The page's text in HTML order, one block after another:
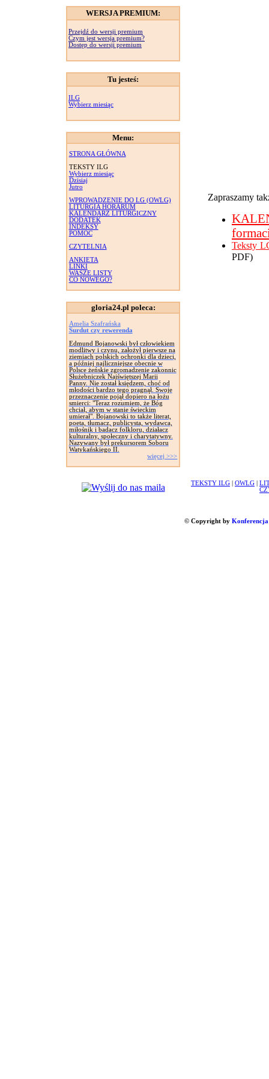
WERSJA PREMIUM:
Przejdź do wersji premium
Czym jest wersja premium?
Dostęp do wersji premium
Tu jesteś:
ILG
Wybierz miesiąc
Menu:
STRONA GŁÓWNA
TEKSTY ILG
Wybierz miesiąc
Dzisiaj
Jutro
WPROWADZENIE DO LG (OWLG)
LITURGIA HORARUM
KALENDARZ LITURGICZNY
DODATEK
INDEKSY
POMOC
CZYTELNIA
ANKIETA
LINKI
WASZE LISTY
CO NOWEGO?
gloria24.pl poleca:
Amelia Szafrańska
Surdut czy rewerenda
Edmund Bojanowski był człowiekiem
modlitwy i czynu, założył pierwsze na
ziemiach polskich ochronki dla dzieci,
a później najliczniejsze obecnie w
Polsce żeńskie zgromadzenie zakonnic
Służebniczek Najświętszej Marii
Panny. Nie został księdzem, choć od
młodości bardzo tego pragnął. Swoje
przeznaczenie pojął dopiero na łożu
smierci: "Teraz rozumiem, że Bóg
chciał, abym w stanie świeckim
umierał". Bojanowski to także literat,
poeta, tłumacz, publicysta, wydawca,
miłośnik i badacz folkloru, działacz
kulturalny, społeczny i charytatywny.
Nazywany był prekursorem Soboru
Watykańskiego II.
więcej >>>
Zapraszamy
Teksty
PDF)
TEKSTY ILG OWLG
© Copyright by Konferencja